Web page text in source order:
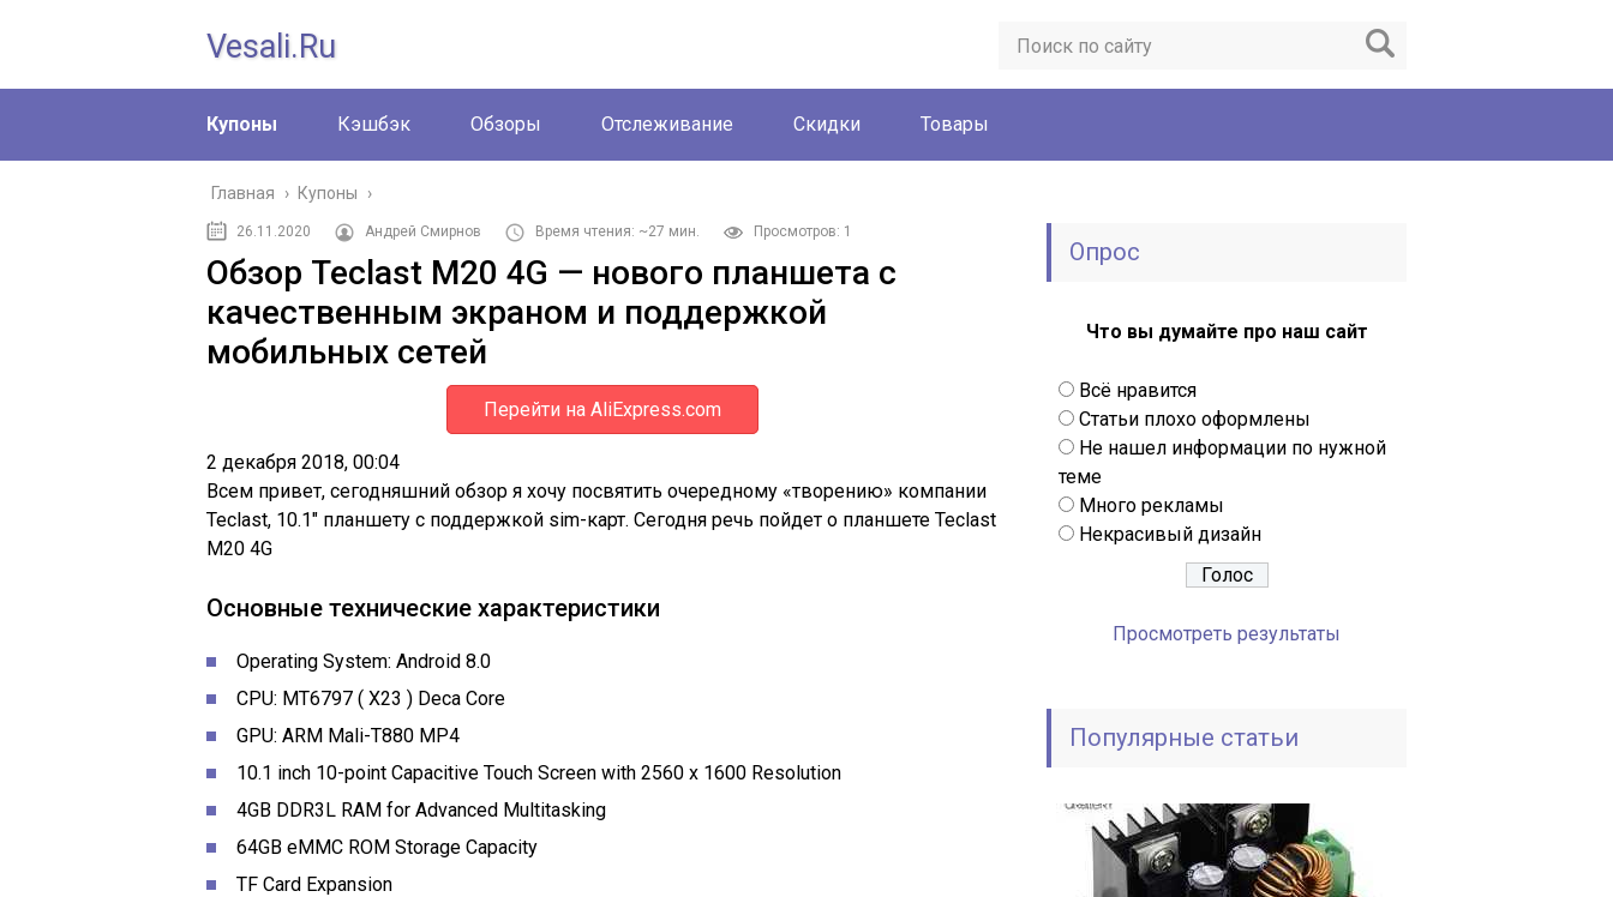
Vesali.ru
Купоны Кэшбэк Обзоры Отслеживание Скидки Товары
Главная › Купоны ›
26.11.2020 Андрей Смирнов Время чтения: ~27 мин. Просмотров: 1
Обзор Teclast M20 4G — нового планшета с
качественным экраном и поддержкой
мобильных сетей
Перейти на AliExpress.com
2 декабря 2018, 00:04
Всем привет, сегодняшний обзор я хочу посвятить очередному «творению» компании
Teclast, 10.1″ планшету с поддержкой sim-карт. Сегодня речь пойдет о планшете Teclast
M20 4G
Основные технические характеристики
Operating System: Android 8.0
CPU: MT6797 ( X23 ) Deca Core
GPU: ARM Mali-T880 MP4
10.1 inch 10-point Capacitive Touch Screen with 2560 x 1600 Resolution
4GB DDR3L RAM for Advanced Multitasking
64GB eMMC ROM Storage Capacity
TF Card Expansion
Опрос
Что вы думайте про наш сайт
Всё нравится
Статьи плохо оформлены
Не нашел информации по нужной
теме
Много рекламы
Некрасивый дизайн
Просмотреть результаты
Популярные статьи